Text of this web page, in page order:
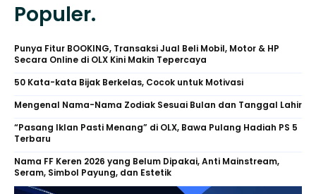
Populer.
Punya Fitur BOOKING, Transaksi Jual Beli Mobil, Motor & HP
Secara Online di OLX Kini Makin Tepercaya
50 Kata-kata Bijak Berkelas, Cocok untuk Motivasi
Mengenal Nama-Nama Zodiak Sesuai Bulan dan Tanggal Lahir
“Pasang Iklan Pasti Menang” di OLX, Bawa Pulang Hadiah PS 5
Terbaru
Nama FF Keren 2026 yang Belum Dipakai, Anti Mainstream,
Seram, Simbol Payung, dan Estetik